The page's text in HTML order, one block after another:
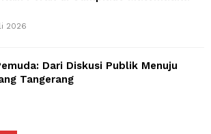
2026
Dari Diskusi Publik Menuju
Tangerang